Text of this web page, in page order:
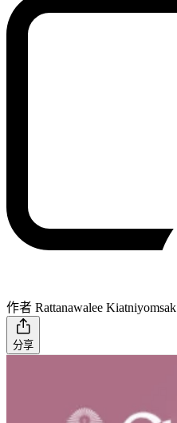
作者 Rattanawalee Kiatniyomsak
分享